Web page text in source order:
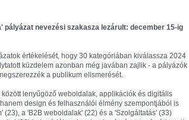
pályázat nevezési szakasza lezárult: december 15-ig
értékelését, hogy 30 kategóriában kiválassza 2024
küzdelem azonban még javában zajlik - a pályázók
a publikum elismerését.
lenyűgöző weboldalak, applikációk és digitális
design és felhasználói élmény szempontjából is
(23), a 'B2B weboldalak' (22) és a 'Szolgáltatás' (33)